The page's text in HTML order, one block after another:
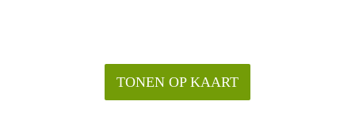
TONEN OP KAART